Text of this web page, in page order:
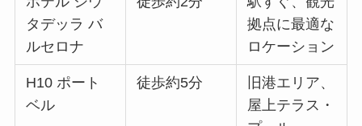
タデッラ バ
ルセロナ
拠点に最適な
ロケーション
H10 ポート
ベル
徒歩約5分
旧港エリア、
屋上テラス・